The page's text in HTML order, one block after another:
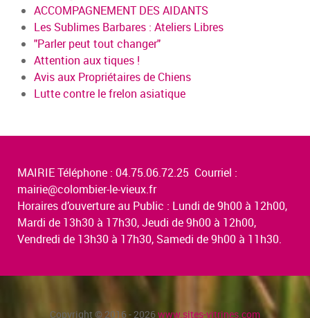
ACCOMPAGNEMENT DES AIDANTS
Les Sublimes Barbares : Ateliers Libres
"Parler peut tout changer"
Attention aux tiques !
Avis aux Propriétaires de Chiens
Lutte contre le frelon asiatique
MAIRIE Téléphone : 04.75.06.72.25 Courriel :
mairie@colombier-le-vieux.fr
Horaires d’ouverture au Public : Lundi de 9h00 à 12h00,
Mardi de 13h30 à 17h30, Jeudi de 9h00 à 12h00,
Vendredi de 13h30 à 17h30, Samedi de 9h00 à 11h30.
Copyright © 2016 - 2026www.sites-vitrines.com